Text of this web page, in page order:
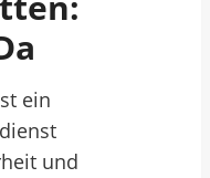
ein
und